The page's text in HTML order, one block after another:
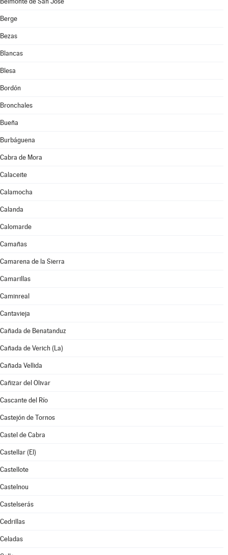
Berge
Bezas
Blancas
Blesa
Bordón
Bronchales
Bueña
Burbáguena
Cabra de Mora
Calaceite
Calamocha
Calanda
Calomarde
Camañas
Camarena de la Sierra
Camarillas
Caminreal
Cantavieja
Cañada de Benatanduz
Cañada de Verich (La)
Cañada Vellida
Cañizar del Olivar
Cascante del Río
Castejón de Tornos
Castel de Cabra
Castellar (El)
Castellote
Castelnou
Castelserás
Cedrillas
Celadas